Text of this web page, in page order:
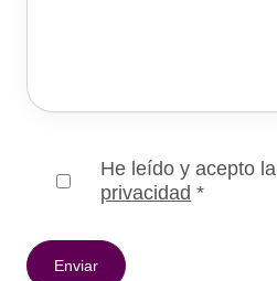
He leído y acepto la
privacidad *